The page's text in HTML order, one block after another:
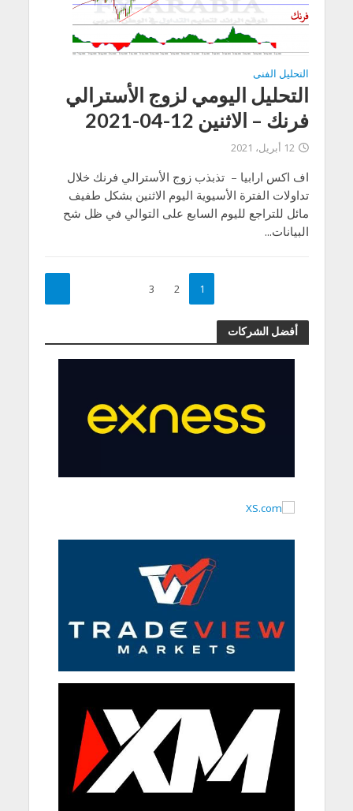
التحليل الفنى
التحليل اليومي لزوج الأسترالي
فرنك – الاثنين 12-04-2021
12 أبريل، 2021
اف اكس ارابيا – تذبذب زوج الأسترالي فرنك خلال
تداولات الفترة الأسيوية اليوم الاثنين بشكل طفيف
مائل للتراجع لليوم السابع على التوالي في ظل شح
البيانات...
1
2
3
أفضل الشركات